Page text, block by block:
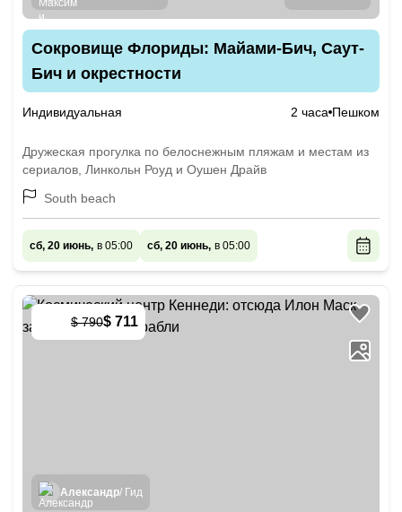
Сокровище Флориды: Майами-Бич, Саут-
Бич и окрестности
Индивидуальная 2 часа Пешком
Дружеская прогулка по белоснежным пляжам и местам из
сериалов, Линкольн Роуд и Оушен Драйв
South beach
сб, 20 июнь, в 05:00 сб, 20 июнь, в 05:00
$ 790$ 711
Александр/ Гид